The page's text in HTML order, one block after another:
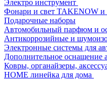
Электро инструмент
Фонари и свет TAKENOW
Подарочные наборы
Автомобильный парфюм и
Антикоррозийные и
Электронные системы для
Дополнительное оснащение
Ковры, органайзеры,
HOME линейка для дома